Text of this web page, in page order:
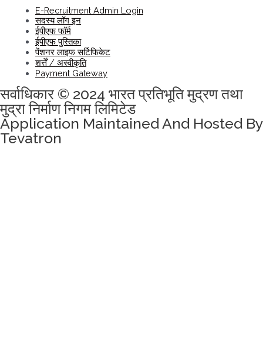
E-Recruitment Admin Login
सदस्य लॉग इन
ईपीएफ फॉर्म
ईपीएफ पुस्तिका
पेंशनर लाइफ सर्टिफिकेट
शर्त्तें / अस्वीकृति
Payment Gateway
सर्वाधिकार © 2024 भारत प्रतिभूति मुद्रण तथा
मुद्रा निर्माण निगम लिमिटेड
Application Maintained And Hosted By
Tevatron